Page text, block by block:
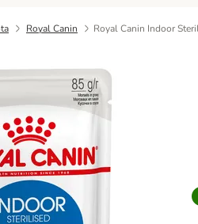
Royal Canin Royal Canin Indoor